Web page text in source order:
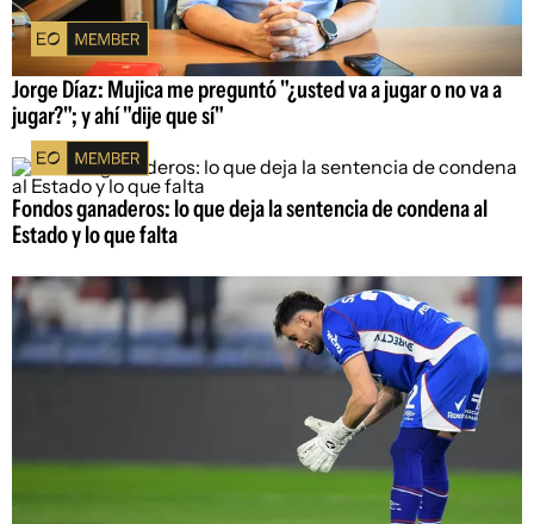
Jorge Díaz: Mujica me preguntó "¿usted va a jugar o no va a
jugar?"; y ahí "dije que sí"
Fondos ganaderos: lo que deja la sentencia de condena al
Estado y lo que falta